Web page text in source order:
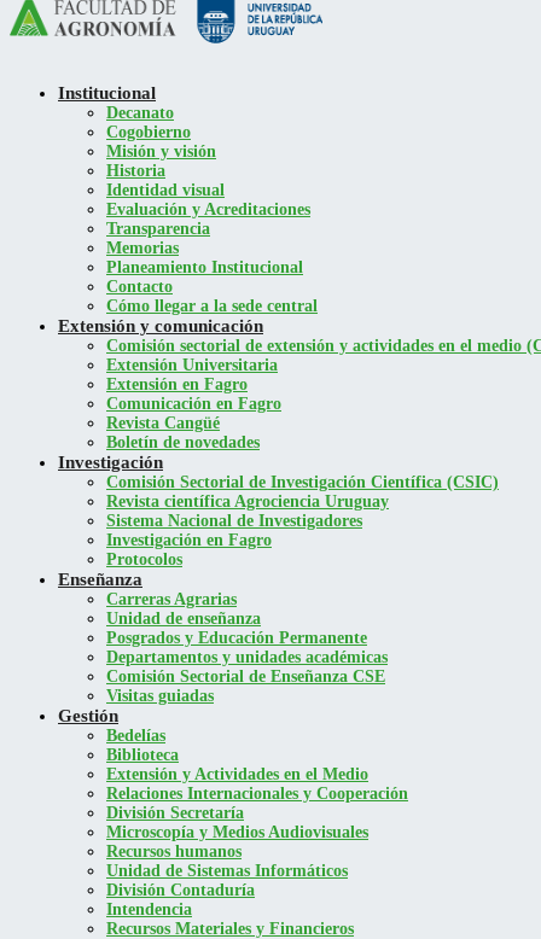
Institucional
Decanato
Cogobierno
Misión y visión
Historia
Identidad visual
Evaluación y Acreditaciones
Transparencia
Memorias
Planeamiento Institucional
Contacto
Cómo llegar a la sede central
Extensión y comunicación
Comisión sectorial de extensión y actividades en el medio
Extensión Universitaria
Extensión en Fagro
Comunicación en Fagro
Revista Cangüé
Boletín de novedades
Investigación
Comisión Sectorial de Investigación Científica (CSIC)
Revista científica Agrociencia Uruguay
Sistema Nacional de Investigadores
Investigación en Fagro
Protocolos
Enseñanza
Carreras Agrarias
Unidad de enseñanza
Posgrados y Educación Permanente
Departamentos y unidades académicas
Comisión Sectorial de Enseñanza CSE
Visitas guiadas
Gestión
Bedelías
Biblioteca
Extensión y Actividades en el Medio
Relaciones Internacionales y Cooperación
División Secretaría
Microscopía y Medios Audiovisuales
Recursos humanos
Unidad de Sistemas Informáticos
División Contaduría
Intendencia
Recursos Materiales y Financieros